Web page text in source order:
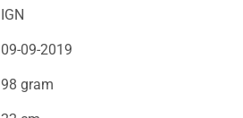
IGN
09-09-2019
98 gram